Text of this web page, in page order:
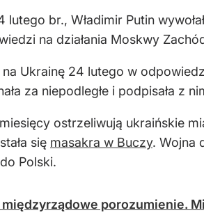
lutego br., Władimir Putin
na działania Moskwy
na Ukrainę 24 lutego w
za niepodległe i podpisała z
ostrzeliwują ukraińskie
się masakra w Buczy. Wojna
Polski.
porozumienie.